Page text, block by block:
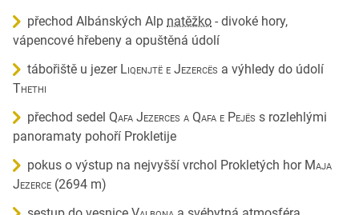
přechod Albánských Alp natěžko - divoké hory,
vápencové hřebeny a opuštěná údolí
tábořiště u jezer Liqenjtë e Jezercës a výhledy do údolí
Thethi
přechod sedel Qafa Jezerces a Qafa e Pejës s rozlehlými
panoramaty pohoří Prokletije
pokus o výstup na nejvyšší vrchol Prokletých hor Maja
Jezerce (2694 m)